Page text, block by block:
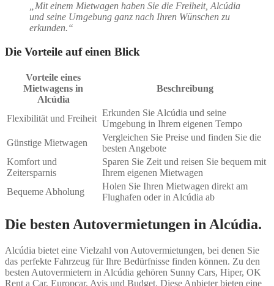
„Mit einem Mietwagen haben Sie die Freiheit, Alcúdia
und seine Umgebung ganz nach Ihren Wünschen zu
erkunden.“
Die Vorteile auf einen Blick
Vorteile eines
Mietwagens in
Alcúdia
Beschreibung
Flexibilität und Freiheit
Erkunden Sie Alcúdia und seine
Umgebung in Ihrem eigenen Tempo
Günstige Mietwagen
Vergleichen Sie Preise und finden Sie die
besten Angebote
Komfort und
Zeitersparnis
Sparen Sie Zeit und reisen Sie bequem mit
Ihrem eigenen Mietwagen
Bequeme Abholung
Holen Sie Ihren Mietwagen direkt am
Flughafen oder in Alcúdia ab
Die besten Autovermietungen in Alcúdia.
Alcúdia bietet eine Vielzahl von Autovermietungen, bei denen Sie
das perfekte Fahrzeug für Ihre Bedürfnisse finden können. Zu den
besten Autovermietern in Alcúdia gehören Sunny Cars, Hiper, OK
Rent a Car, Europcar, Avis und Budget. Diese Anbieter bieten eine